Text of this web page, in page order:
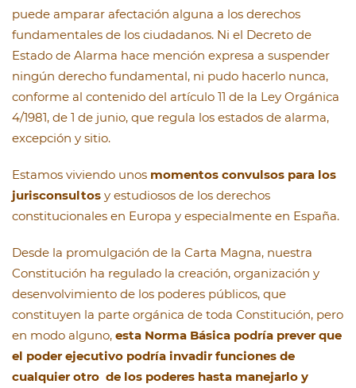
puede amparar afectación alguna a los derechos
fundamentales de los ciudadanos. Ni el Decreto de
Estado de Alarma hace mención expresa a suspender
ningún derecho fundamental, ni pudo hacerlo nunca,
conforme al contenido del artículo 11 de la Ley Orgánica
4/1981, de 1 de junio, que regula los estados de alarma,
excepción y sitio.
Estamos viviendo unos momentos convulsos para los
jurisconsultos y estudiosos de los derechos
constitucionales en Europa y especialmente en España.
Desde la promulgación de la Carta Magna, nuestra
Constitución ha regulado la creación, organización y
desenvolvimiento de los poderes públicos, que
constituyen la parte orgánica de toda Constitución, pero
en modo alguno, esta Norma Básica podría prever que
el poder ejecutivo podría invadir funciones de
cualquier otro de los poderes hasta manejarlo y